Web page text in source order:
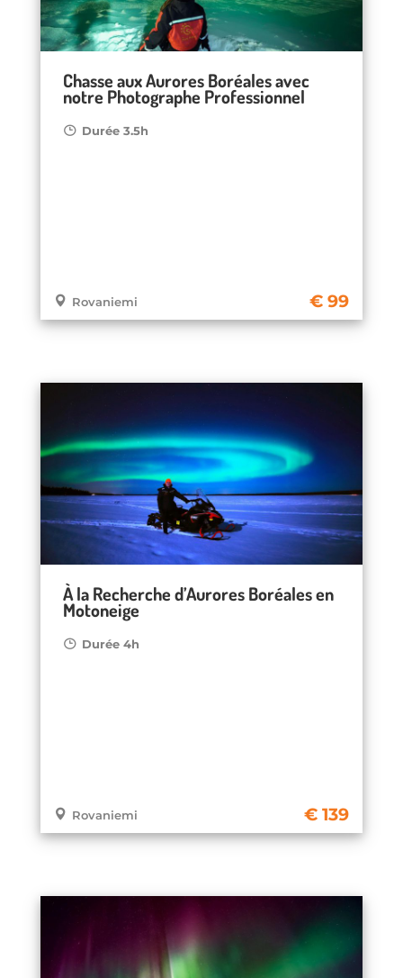
Chasse aux Aurores Boréales avec
notre Photographe Professionnel
Durée 3.5h
Rovaniemi 99
À la Recherche d’Aurores Boréales en
Motoneige
Durée 4h
Rovaniemi 139